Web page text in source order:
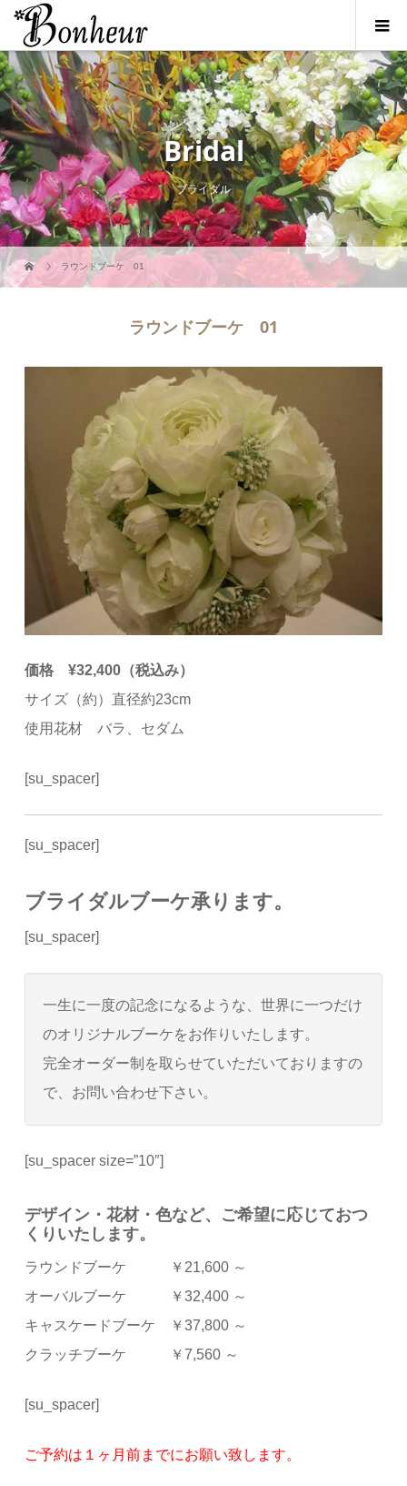
Bridal
ブライダル
ラウンドブーケ 01
ラウンドブーケ 01
価格 ¥32,400（税込み）
サイズ（約）直径約23cm
使用花材 バラ、セダム
[su_spacer]
[su_spacer]
ブライダルブーケ承ります。
[su_spacer]
一生に一度の記念になるような、世界に一つだけ
のオリジナルブーケをお作りいたします。
完全オーダー制を取らせていただいておりますの
で、お問い合わせ下さい。
[su_spacer size=”10″]
デザイン・花材・色など、ご希望に応じておつ
くりいたします。
ラウンドブーケ ￥21,600 ～
オーバルブーケ ￥32,400 ～
キャスケードブーケ ￥37,800 ～
クラッチブーケ ￥7,560 ～
[su_spacer]
ご予約は１ヶ月前までにお願い致します。